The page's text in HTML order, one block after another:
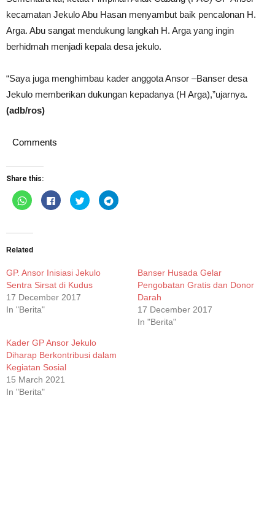
kecamatan Jekulo Abu Hasan menyambut baik pencalonan H.
Arga. Abu sangat mendukung langkah H. Arga yang ingin
berhidmah menjadi kepala desa jekulo.
“Saya juga menghimbau kader anggota Ansor –Banser desa
Jekulo memberikan dukungan kepadanya (H Arga),”ujarnya.
(adb/ros)
Comments
Share this:
Click
to
(Opens
new
Click
to
Click
to
Click
to
Related
GP. Ansor Inisiasi Jekulo
Sentra Sirsat di Kudus
17 December 2017
In "Berita"
Banser Husada Gelar
Pengobatan Gratis dan Donor
Darah
17 December 2017
In "Berita"
Kader GP Ansor Jekulo
Diharap Berkontribusi dalam
Kegiatan Sosial
15 March 2021
In "Berita"